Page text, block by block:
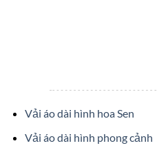
Vải áo dài hình hoa Sen
Vải áo dài hình phong cảnh